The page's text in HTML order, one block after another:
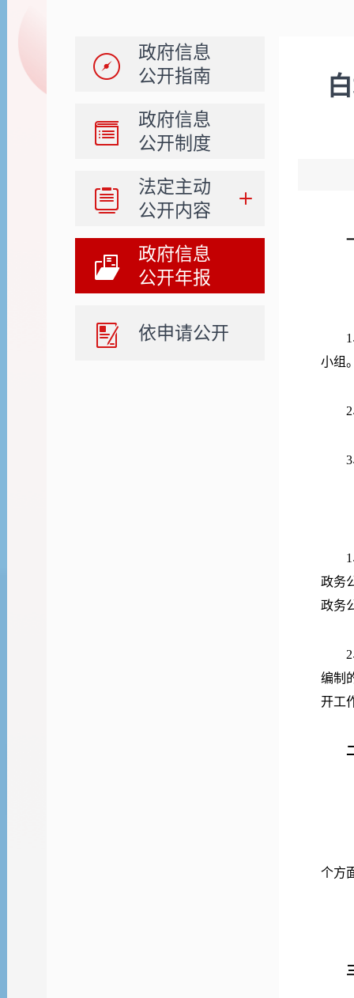
政府信息
公开指南
政府信息
公开制度
法定主动
公开内容
政府信息
公开年报
依申请公开
小组
3
政务
政务
编制
开工
个方